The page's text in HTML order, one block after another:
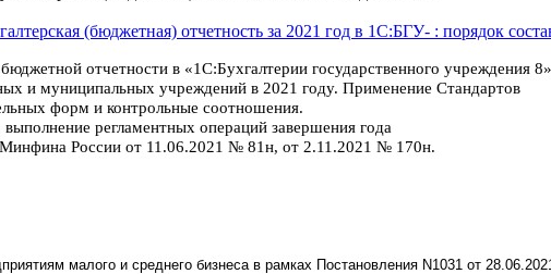
(бюджетная) отчетность за 2021 год в 1С:БГУ- : порядок
отчетности в «1С:Бухгалтерии государственного учреждения
и муниципальных учреждений в 2021 году. Применение Стандартов
форм и контрольные соотношения.
регламентных операций завершения года
России от 11.06.2021 № 81н, от 2.11.2021 № 170н.
малого и среднего бизнеса в рамках Постановления N1031 от